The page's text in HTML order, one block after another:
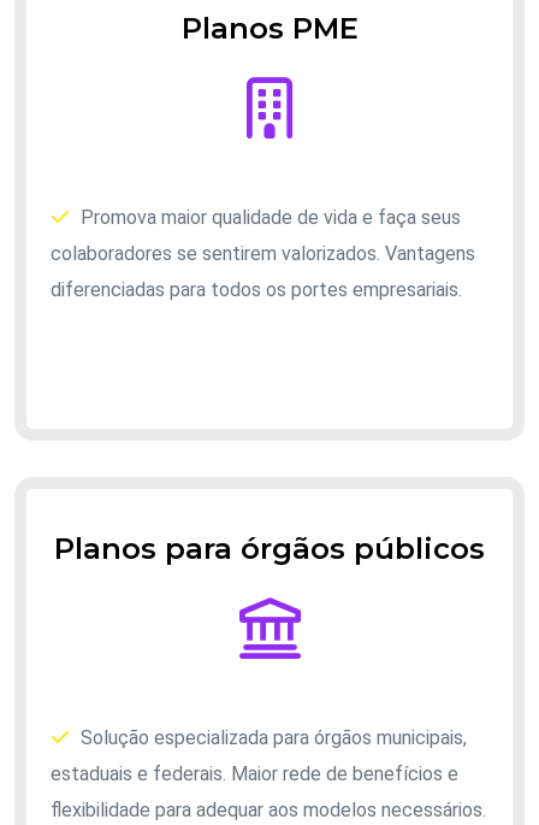
Planos PME
Promova maior qualidade de vida e faça seus
colaboradores se sentirem valorizados. Vantagens
diferenciadas para todos os portes empresariais.
Planos para órgãos públicos
Solução especializada para órgãos municipais,
estaduais e federais. Maior rede de benefícios e
flexibilidade para adequar aos modelos necessários.